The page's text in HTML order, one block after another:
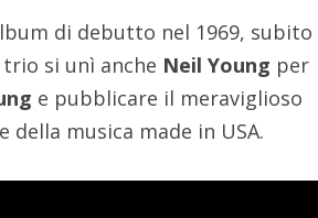
di debutto nel 1969, subito
si unì anche Neil Young per
e pubblicare il meraviglioso
musica made in USA.